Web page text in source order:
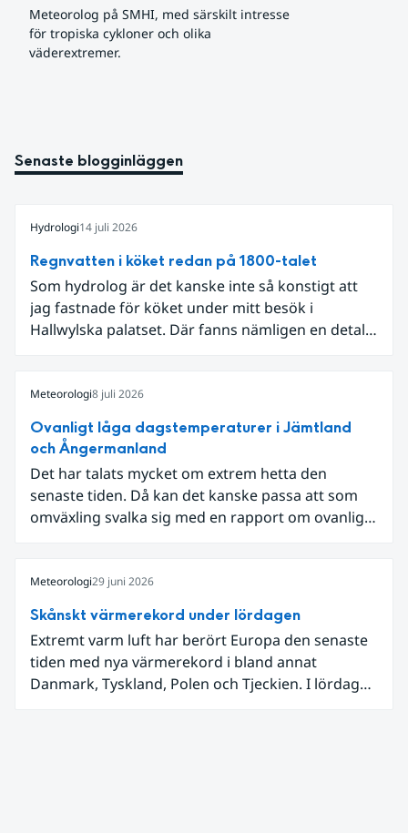
Meteorolog på SMHI, med särskilt intresse
för tropiska cykloner och olika
väderextremer.
Senaste blogginläggen
Hydrologi14 juli 2026
Regnvatten i köket redan på 1800-talet
Som hydrolog är det kanske inte så konstigt att
jag fastnade för köket under mitt besök i
Hallwylska palatset. Där fanns nämligen en detalj
Meteorologi8 juli 2026
Ovanligt låga dagstemperaturer i Jämtland
och Ångermanland
Det har talats mycket om extrem hetta den
senaste tiden. Då kan det kanske passa att som
omväxling svalka sig med en rapport om ovanligt
Meteorologi29 juni 2026
Skånskt värmerekord under lördagen
Extremt varm luft har berört Europa den senaste
tiden med nya värmerekord i bland annat
Danmark, Tyskland, Polen och Tjeckien. I lördags